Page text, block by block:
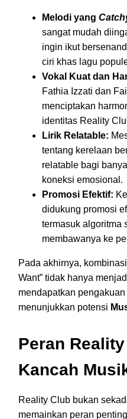
Melodi yang
sangat mudah
ingin ikut
ciri khas lagu
Vokal Kuat dan
Fathia Izzati dan
menciptakan
identitas Reality
Lirik Relatable:
tentang kerelaan
relatable bagi
koneksi emosional.
Promosi Efektif:
didukung promosi
termasuk algoritma
membawanya ke
Pada akhirnya,
Want” tidak hanya
mendapatkan
menunjukkan potensi
Peran
Kancah
Reality Club bukan
memainkan peran